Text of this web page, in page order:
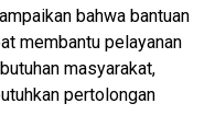
bahwa bantuan
membantu pelayanan
masyarakat,
pertolongan